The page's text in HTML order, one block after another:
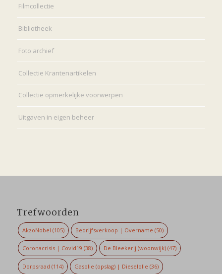
Filmcollectie
Bibliotheek
Foto archief
Collectie Krantenartikelen
Collectie opmerkelijke voorwerpen
Uitgaven in eigen beheer
Trefwoorden
AkzoNobel (105) Bedrijfsverkoop | Overname (50)
Coronacrisis | Covid19 (38) De Bleekerij (woonwijk) (47)
Dorpsraad (114) Gasolie (opslag) | Dieselolie (36)